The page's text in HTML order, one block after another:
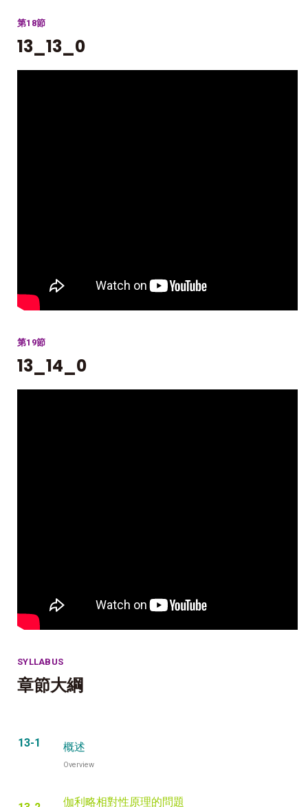
第18節
13_13_0
第19節
13_14_0
SYLLABUS
章節大綱
13-1 概述
Overview
伽利略相對性原理的問題